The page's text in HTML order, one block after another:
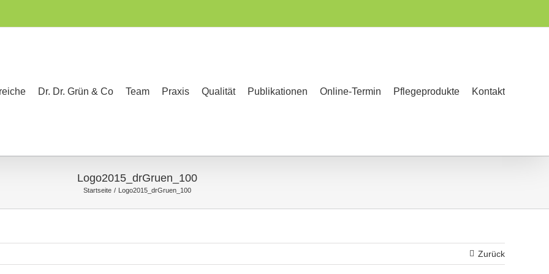
Dr. Dr. Grün & Co Team Praxis Qualität Publikationen Online-Termin Pflegeprodukte Kontakt
Logo2015_drGruen_100
Startseite Logo2015_drGruen_100
Zurück